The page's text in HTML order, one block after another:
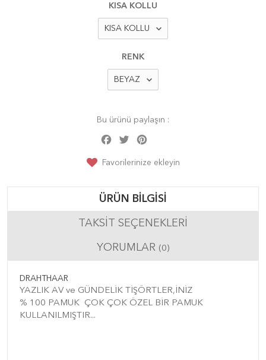
KISA KOLLU
RENK
Bu ürünü paylaşın :
Facebook
Twitter
Favorilerinize ekleyin
ÜRÜN BILGISI
TAKSIT SEÇENEKLERI
YORUMLAR (0)
DRAHTHAAR
YAZLIK AV ve GÜNDELİK TİŞÖRTLER,İNİZ
% 100 PAMUK ÇOK ÇOK ÖZEL BİR PAMUK
KULLANILMIŞTIR...